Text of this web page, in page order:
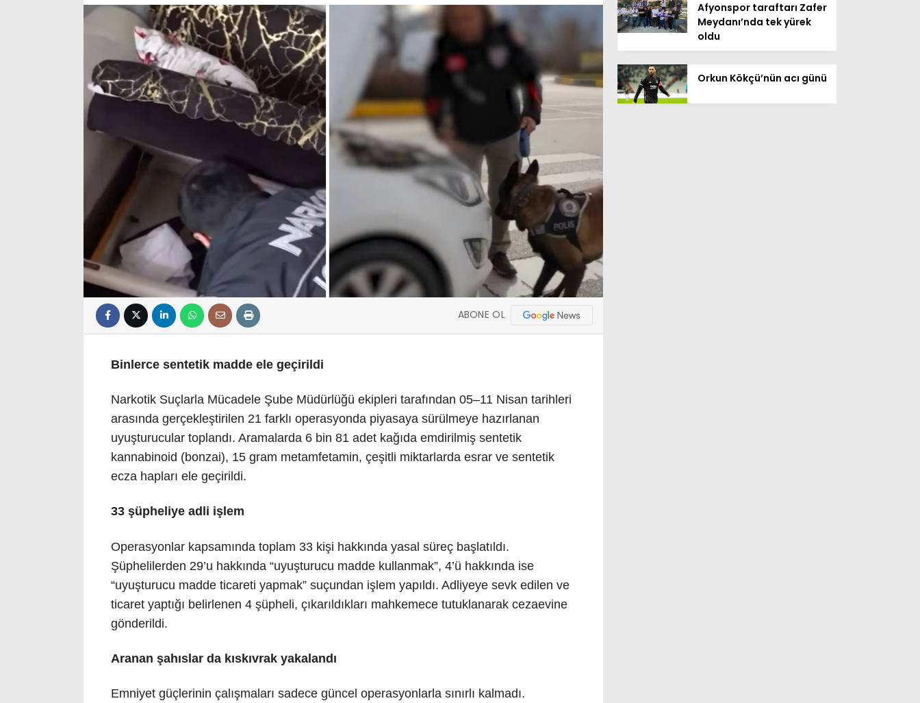
ABONE OL
Binlerce sentetik madde ele geçirildi
Narkotik Suçlarla Mücadele Şube Müdürlüğü ekipleri tarafından 05–11 Nisan tarihleri
arasında gerçekleştirilen 21 farklı operasyonda piyasaya sürülmeye hazırlanan
uyuşturucular toplandı. Aramalarda 6 bin 81 adet kağıda emdirilmiş sentetik
kannabinoid (bonzai), 15 gram metamfetamin, çeşitli miktarlarda esrar ve sentetik
ecza hapları ele geçirildi.
33 şüpheliye adli işlem
Operasyonlar kapsamında toplam 33 kişi hakkında yasal süreç başlatıldı.
Şüphelilerden 29’u hakkında “uyuşturucu madde kullanmak”, 4’ü hakkında ise
“uyuşturucu madde ticareti yapmak” suçundan işlem yapıldı. Adliyeye sevk edilen ve
ticaret yaptığı belirlenen 4 şüpheli, çıkarıldıkları mahkemece tutuklanarak cezaevine
gönderildi.
Aranan şahıslar da kıskıvrak yakalandı
Emniyet güçlerinin çalışmaları sadece güncel operasyonlarla sınırlı kalmadı.
Afyonspor taraftarı Zafer
Meydanı’nda tek yürek
oldu
Orkun Kökçü’nün acı günü